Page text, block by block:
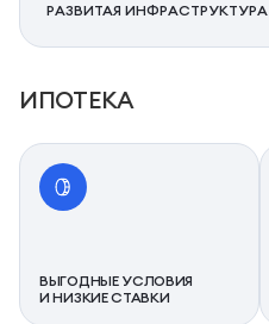
РАЗВИТАЯ ИНФРАСТРУКТУРА
ИПОТЕКА
ВЫГОДНЫЕ УСЛОВИЯ
И НИЗКИЕ СТАВКИ